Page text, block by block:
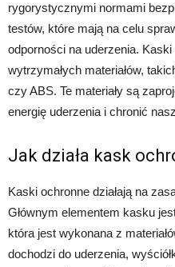
rygorystycznymi normami
testów, które mają na celu
odporności na uderzenia.
wytrzymałych materiałów,
czy ABS. Te materiały są
energię uderzenia i chronić
Jak działa kask
Kaski ochronne działają na
Głównym elementem kasku
która jest wykonana z
dochodzi do uderzenia,